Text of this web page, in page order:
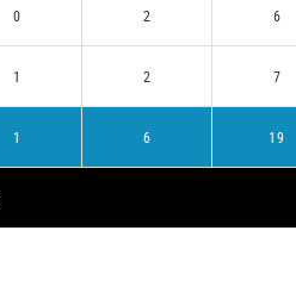
0 2 6
1 2 7
1 6 19